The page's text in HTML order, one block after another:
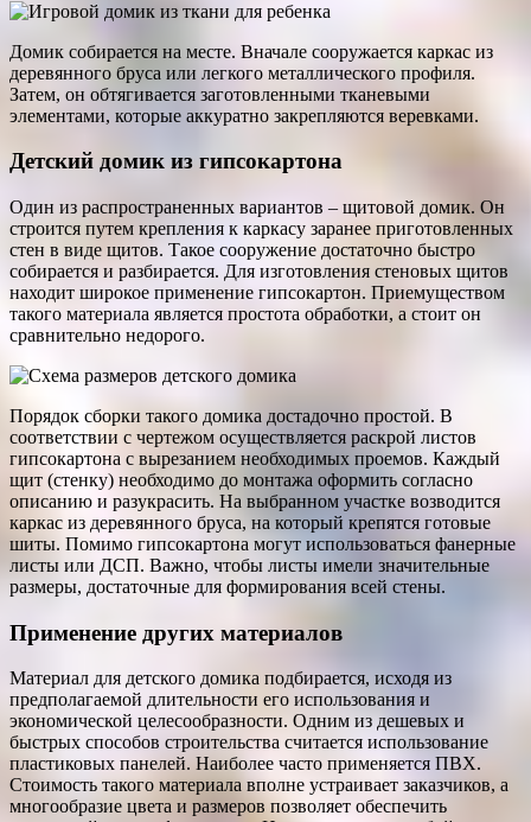
Домик собирается на месте. Вначале сооружается каркас из
деревянного бруса или легкого металлического профиля.
Затем, он обтягивается заготовленными тканевыми
элементами, которые аккуратно закрепляются веревками.
Детский домик из гипсокартона
Один из распространенных вариантов – щитовой домик. Он
строится путем крепления к каркасу заранее приготовленных
стен в виде щитов. Такое сооружение достаточно быстро
собирается и разбирается. Для изготовления стеновых щитов
находит широкое применение гипсокартон. Приемуществом
такого материала является простота обработки, а стоит он
сравнительно недорого.
Порядок сборки такого домика достадочно простой. В
соответствии с чертежом осуществляется раскрой листов
гипсокартона с вырезанием необходимых проемов. Каждый
щит (стенку) необходимо до монтажа оформить согласно
описанию и разукрасить. На выбранном участке возводится
каркас из деревянного бруса, на который крепятся готовые
шиты. Помимо гипсокартона могут использоваться фанерные
листы или ДСП. Важно, чтобы листы имели значительные
размеры, достаточные для формирования всей стены.
Применение других материалов
Материал для детского домика подбирается, исходя из
предполагаемой длительности его использования и
экономической целесообразности. Одним из дешевых и
быстрых способов строительства считается использование
пластиковых панелей. Наиболее часто применяется ПВХ.
Стоимость такого материала вполне устраивает заказчиков, а
многообразие цвета и размеров позволяет обеспечить